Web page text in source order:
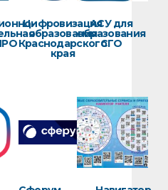
Цифровизация
образования
Краснодарского
края
АСУ для
образования
СГО